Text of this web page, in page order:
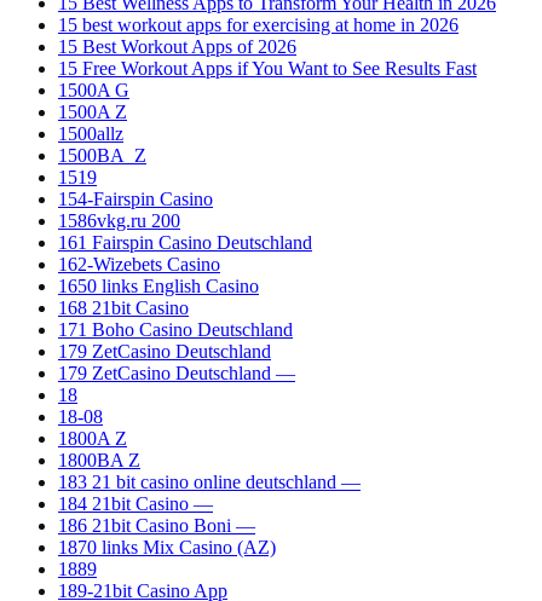
15 best workout apps for exercising at home in 2026
15 Best Workout Apps of 2026
15 Free Workout Apps if You Want to See Results Fast
1500A G
1500A Z
1500allz
1500BA_Z
1519
154-Fairspin Casino
1586vkg.ru 200
161 Fairspin Casino Deutschland
162-Wizebets Casino
1650 links English Casino
168 21bit Casino
171 Boho Casino Deutschland
179 ZetCasino Deutschland
179 ZetCasino Deutschland —
18
18-08
1800A Z
1800BA Z
183 21 bit casino online deutschland —
184 21bit Casino —
186 21bit Casino Boni —
1870 links Mix Casino (AZ)
1889
189-21bit Casino App